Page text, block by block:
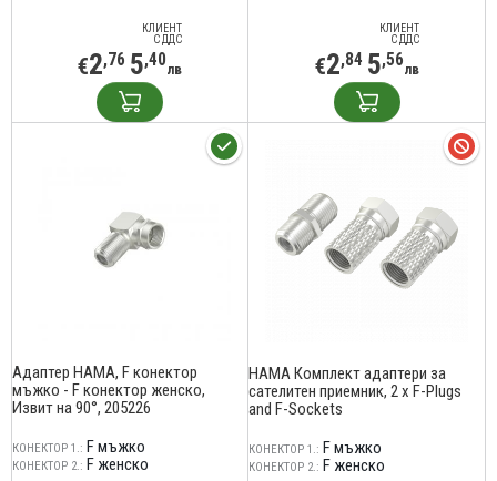
КЛИЕНТ
С ДДС
€2,76 5,40лв
КЛИЕНТ
С ДДС
€2,84 5,56лв
Адаптер HAMA, F конектор
мъжко - F конектор женско,
Извит на 90°, 205226
КОНЕКТОР 1.: F мъжко
КОНЕКТОР 2.: F женско
HAMA Комплект адаптери за
сателитен приемник, 2 x F-Plugs
and F-Sockets
КОНЕКТОР 1.: F мъжко
КОНЕКТОР 2.: F женско